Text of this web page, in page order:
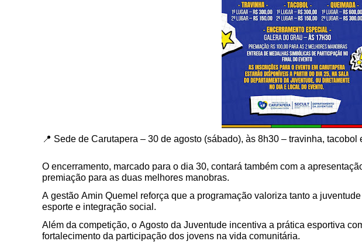
📍 Sede de Carutapera – 30 de agosto (sábado), às 8h30 – travinha, tacobol
O encerramento, marcado para o dia 30, contará também com a
premiação para as duas melhores manobras.
A gestão Amin Quemel reforça que a programação valoriza tanto a
esporte e integração social.
Além da competição, o Agosto da Juventude incentiva a prática esportiva
fortalecimento da participação dos jovens na vida comunitária.